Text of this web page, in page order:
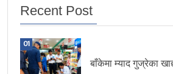
Recent Post
01
बाँकेमा म्याद गुज्रेका